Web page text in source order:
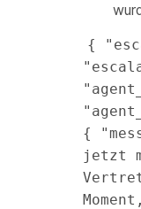
{
{
jetzt